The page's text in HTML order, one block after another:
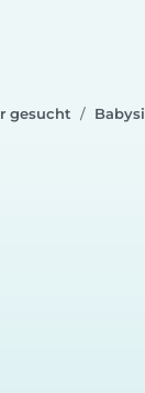
gesucht